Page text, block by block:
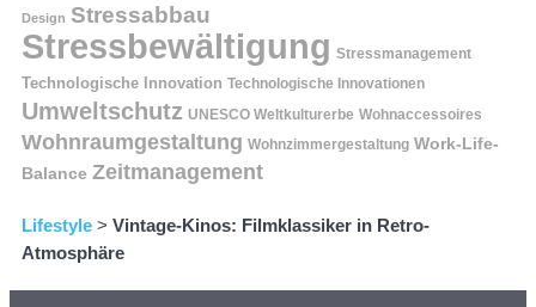
Design Stressabbau
Stressbewältigung Stressmanagement
Technologische Innovation Technologische Innovationen
Umweltschutz UNESCO Weltkulturerbe Wohnaccessoires
Wohnraumgestaltung Wohnzimmergestaltung Work-Life-
Balance Zeitmanagement
Lifestyle > Vintage-Kinos: Filmklassiker in Retro-
Atmosphäre